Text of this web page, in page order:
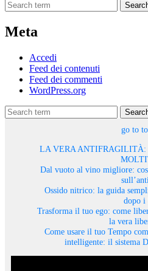
Meta
Accedi
Feed dei contenuti
Feed dei commenti
WordPress.org
go to
LA VERA ANTIFRAGILITÀ:
Dal vuoto al vino migliore:
Ossido nitrico: la guida
dopo i
Trasforma il tuo ego: come
la vera
Come usare il tuo Tempo
intelligente: il sistema